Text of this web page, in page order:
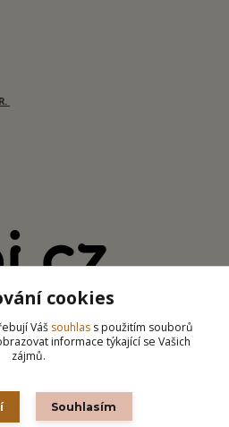
cookies
Váš souhlas s použitím souborů
informace týkající se Vašich
zájmů.
Souhlasím